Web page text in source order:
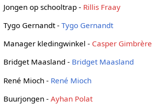
Jongen op schooltrap - Rillis Fraay
Tygo Gernandt - Tygo Gernandt
Manager kledingwinkel - Casper Gimbrère
Bridget Maasland - Bridget Maasland
René Mioch - René Mioch
Buurjongen - Ayhan Polat